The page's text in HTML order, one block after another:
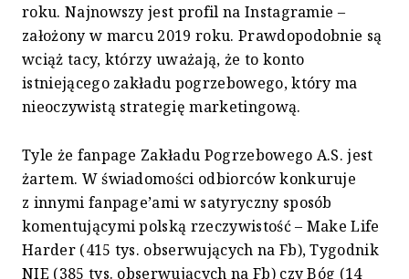
roku. Najnowszy jest profil na Instagramie –
założony w marcu 2019 roku. Prawdopodobnie są
wciąż tacy, którzy uważają, że to konto
istniejącego zakładu pogrzebowego, który ma
nieoczywistą strategię marketingową.
Tyle że fanpage Zakładu Pogrzebowego A.S. jest
żartem. W świadomości odbiorców konkuruje
z innymi fanpage’ami w satyryczny sposób
komentującymi polską rzeczywistość – Make Life
Harder (415 tys. obserwujących na Fb), Tygodnik
NIE (385 tys. obserwujących na Fb) czy Bóg (14